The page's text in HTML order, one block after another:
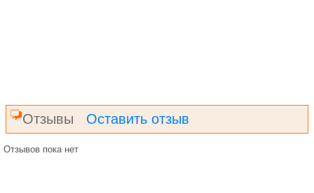
Отзывы Оставить отзыв
Отзывов пока нет